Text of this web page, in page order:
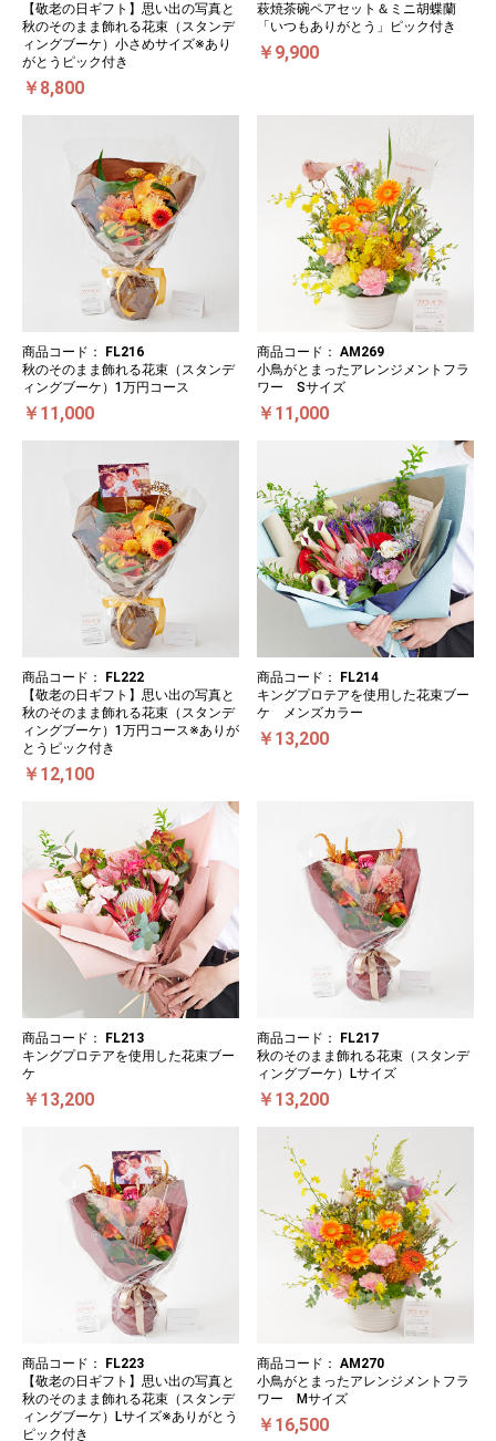
【敬老の日ギフト】思い出の写真と
秋のそのまま飾れる花束（スタンデ
ィングブーケ）小さめサイズ※あり
がとうピック付き
￥8,800
萩焼茶碗ペアセット＆ミニ胡蝶蘭
「いつもありがとう」ピック付き
￥9,900
商品コード：
FL216
秋のそのまま飾れる花束（スタンデ
ィングブーケ）1万円コース
￥11,000
商品コード： AM269
小鳥がとまったアレンジメントフラ
ワー Sサイズ
￥11,000
商品コード：
FL222
【敬老の日ギフト】思い出の写真と
秋のそのまま飾れる花束（スタンデ
ィングブーケ）1万円コース※ありが
とうピック付き
￥12,100
商品コード：
FL214
キングプロテアを使用した花束ブー
ケ メンズカラー
￥13,200
商品コード：
FL213
キングプロテアを使用した花束ブー
ケ
￥13,200
商品コード：
FL217
秋のそのまま飾れる花束（スタンデ
ィングブーケ）Lサイズ
￥13,200
商品コード：
FL223
【敬老の日ギフト】思い出の写真と
秋のそのまま飾れる花束（スタンデ
ィングブーケ）Lサイズ※ありがとう
ピック付き
商品コード： AM270
小鳥がとまったアレンジメントフラ
ワー Mサイズ
￥16,500